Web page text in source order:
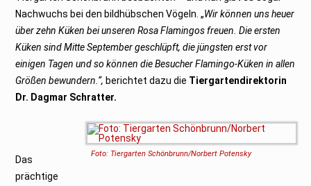
Nachwuchs bei den bildhübschen Vögeln. „Wir können uns heuer
über zehn Küken bei unseren Rosa Flamingos freuen. Die ersten
Küken sind Mitte September geschlüpft, die jüngsten erst vor
einigen Tagen und so können die Besucher Flamingo-Küken in allen
Größen bewundern.“, berichtet dazu die Tiergartendirektorin
Dr. Dagmar Schratter.
Foto: Tiergarten Schönbrunn/Norbert Potensky
Das
prächtige